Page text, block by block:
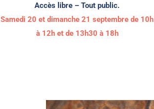
Accès libre – Tout public.
Samedi 20 et dimanche 21 septembre de 10h
à 12h et de 13h30 à 18h